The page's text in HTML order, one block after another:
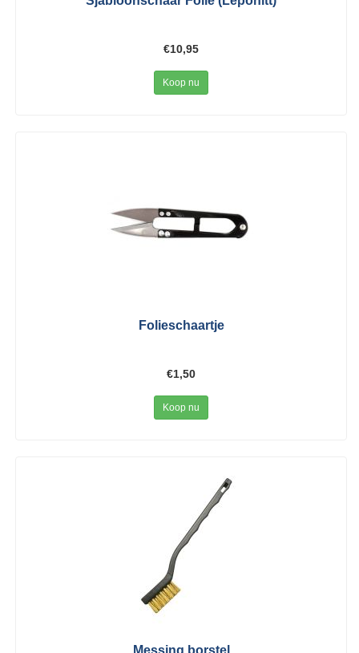
€10,95
Koop nu
Folieschaartje
€1,50
Koop nu
Messing borstel